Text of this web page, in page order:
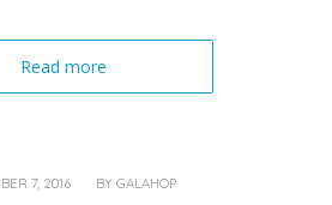
Read more
7, 2016
/ BYGALAHOP